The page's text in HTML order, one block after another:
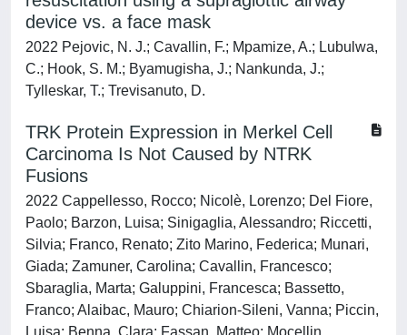
device vs. a face mask
2022 Pejovic, N. J.; Cavallin, F.; Mpamize, A.; Lubulwa,
C.; Hook, S. M.; Byamugisha, J.; Nankunda, J.;
Tylleskar, T.; Trevisanuto, D.
TRK Protein Expression in Merkel Cell
Carcinoma Is Not Caused by NTRK
Fusions
2022 Cappellesso, Rocco; Nicolè, Lorenzo; Del Fiore,
Paolo; Barzon, Luisa; Sinigaglia, Alessandro; Riccetti,
Silvia; Franco, Renato; Zito Marino, Federica; Munari,
Giada; Zamuner, Carolina; Cavallin, Francesco;
Sbaraglia, Marta; Galuppini, Francesca; Bassetto,
Franco; Alaibac, Mauro; Chiarion-Sileni, Vanna; Piccin,
Luisa; Benna, Clara; Fassan, Matteo; Mocellin,